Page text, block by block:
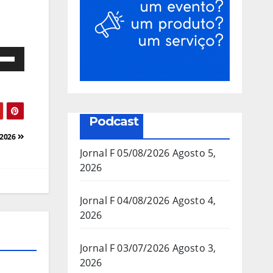
baixo
Podcast
Jornal F 05/08/2026 Agosto 5,
2026
Jornal F 04/08/2026 Agosto 4,
2026
Jornal F 03/07/2026 Agosto 3,
2026